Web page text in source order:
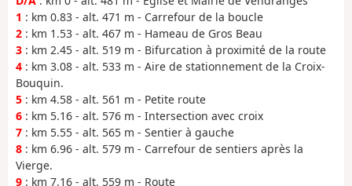
1 : km 0.83 - alt. 471 m - Carrefour de la boucle
2 : km 1.53 - alt. 467 m - Hameau de Gros Beau
3 : km 2.45 - alt. 519 m - Bifurcation à proximité de la route
4 : km 3.08 - alt. 533 m - Aire de stationnement de la Croix-
Bouquin.
5 : km 4.58 - alt. 561 m - Petite route
6 : km 5.16 - alt. 576 m - Intersection avec croix
7 : km 5.55 - alt. 565 m - Sentier à gauche
8 : km 6.96 - alt. 579 m - Carrefour de sentiers après la
Vierge.
9 : km 7.16 - alt. 559 m - Route